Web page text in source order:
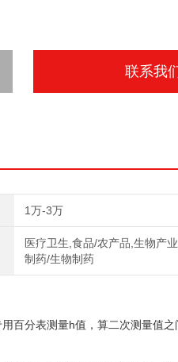
联系我
1万-3万
医疗卫生,食品/农产品,生物产
制药/生物制药
百分表测量h值，算二次测量值之